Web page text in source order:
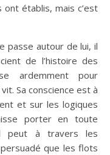
établis, mais c’est
passe autour de lui, il
de l’histoire des
ardemment pour
Sa conscience est à
et sur les logiques
porter en toute
peut à travers les
que les flots